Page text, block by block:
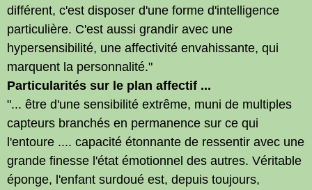
différent, c'est disposer d'une forme d'intelligence
particulière. C'est aussi grandir avec une
hypersensibilité, une affectivité envahissante, qui
marquent la personnalité."
Particularités sur le plan affectif ...
"... être d'une sensibilité extrême, muni de multiples
capteurs branchés en permanence sur ce qui
l'entoure .... capacité étonnante de ressentir avec une
grande finesse l'état émotionnel des autres. Véritable
éponge, l'enfant surdoué est, depuis toujours,